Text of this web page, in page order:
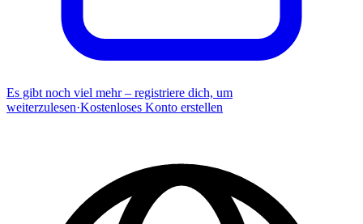
Es gibt noch viel mehr – registriere dich, um
weiterzulesen·Kostenloses Konto erstellen